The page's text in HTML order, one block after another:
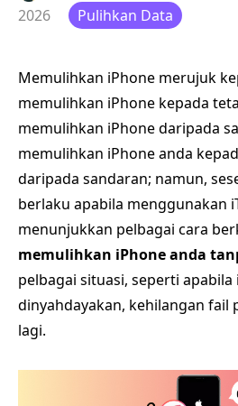
2026
Pulihkan Data
Memulihkan iPhone merujuk
memulihkan iPhone kepada
memulihkan iPhone daripada
memulihkan iPhone anda
daripada sandaran; namun,
berlaku apabila menggunakan
menunjukkan pelbagai cara
memulihkan iPhone anda
pelbagai situasi, seperti apabila
dinyahdayakan, kehilangan fail
lagi.